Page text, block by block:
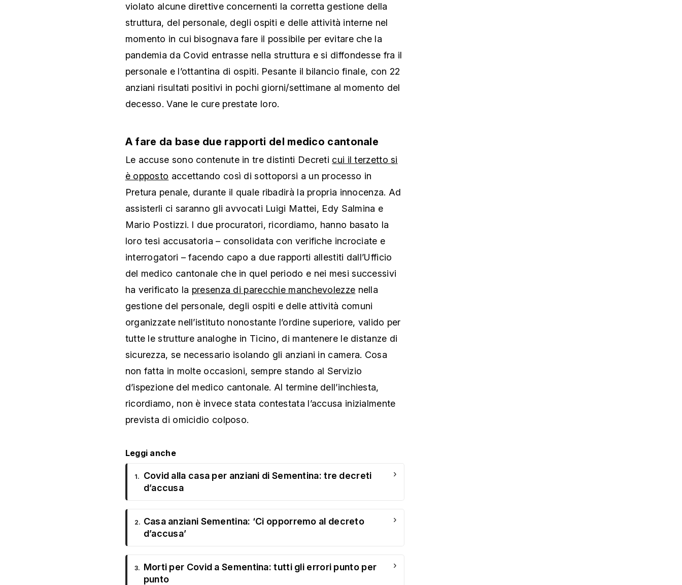
violato alcune direttive concernenti la corretta gestione della
struttura, del personale, degli ospiti e delle attività interne nel
momento in cui bisognava fare il possibile per evitare che la
pandemia da Covid entrasse nella struttura e si diffondesse fra il
personale e l’ottantina di ospiti. Pesante il bilancio finale, con 22
anziani risultati positivi in pochi giorni/settimane al momento del
decesso. Vane le cure prestate loro.
A fare da base due rapporti del medico cantonale
Le accuse sono contenute in tre distinti Decreti cui il terzetto si
è opposto accettando così di sottoporsi a un processo in
Pretura penale, durante il quale ribadirà la propria innocenza. Ad
assisterli ci saranno gli avvocati Luigi Mattei, Edy Salmina e
Mario Postizzi. I due procuratori, ricordiamo, hanno basato la
loro tesi accusatoria – consolidata con verifiche incrociate e
interrogatori – facendo capo a due rapporti allestiti dall’Ufficio
del medico cantonale che in quel periodo e nei mesi successivi
ha verificato la presenza di parecchie manchevolezze nella
gestione del personale, degli ospiti e delle attività comuni
organizzate nell’istituto nonostante l’ordine superiore, valido per
tutte le strutture analoghe in Ticino, di mantenere le distanze di
sicurezza, se necessario isolando gli anziani in camera. Cosa
non fatta in molte occasioni, sempre stando al Servizio
d’ispezione del medico cantonale. Al termine dell’inchiesta,
ricordiamo, non è invece stata contestata l’accusa inizialmente
prevista di omicidio colposo.
Leggi anche
1.
Covid alla casa per anziani di Sementina: tre decreti
d’accusa
›
2. Casa anziani Sementina: ‘Ci opporremo al decreto
d’accusa’
›
3. Morti per Covid a Sementina: tutti gli errori punto per
punto
›